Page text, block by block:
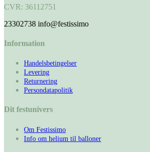
CVR: 36112751
23302738 info@festissimo
Information
Handelsbetingelser
Levering
Returnering
Persondatapolitik
Dit festunivers
Om Festissimo
Info om helium til balloner